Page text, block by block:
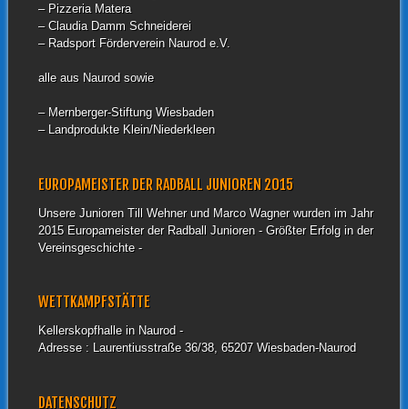
– Pizzeria Matera
– Claudia Damm Schneiderei
– Radsport Förderverein Naurod e.V.
alle aus Naurod sowie
– Mernberger-Stiftung Wiesbaden
– Landprodukte Klein/Niederkleen
EUROPAMEISTER DER RADBALL JUNIOREN 2015
Unsere Junioren Till Wehner und Marco Wagner wurden im Jahr
2015 Europameister der Radball Junioren - Größter Erfolg in der
Vereinsgeschichte -
WETTKAMPFSTÄTTE
Kellerskopfhalle in Naurod -
Adresse : Laurentiusstraße 36/38, 65207 Wiesbaden-Naurod
DATENSCHUTZ